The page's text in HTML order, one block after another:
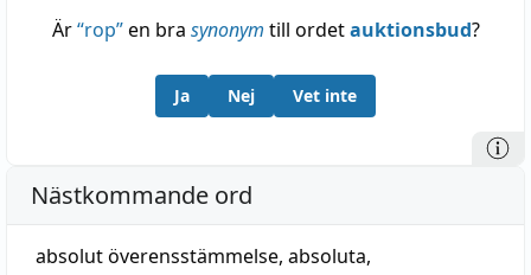
Är“rop”en bra synonym till ordetauktionsbud?
Ja Nej Vet inte
Nästkommande ord
absolut överensstämmelse, absoluta,